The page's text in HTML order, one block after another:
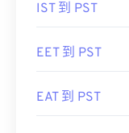
IST 到 PST
EET 到 PST
EAT 到 PST